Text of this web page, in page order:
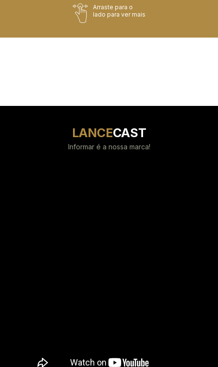
Arraste para o
lado para ver mais
LANCECAST
Informar é a nossa marca!